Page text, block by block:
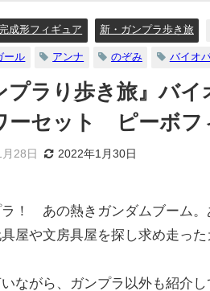
成形フィギュア 新・ガンプラ歩き旅
ール アンナ のぞみ バイオ
プラり歩き旅』バ
ーセット ピーボフ
28日 2022年1月30日
ラ！ あの熱きガンダムブーム。
具屋や文房具屋を探し求め走っ
いながら、ガンプラ以外も紹介